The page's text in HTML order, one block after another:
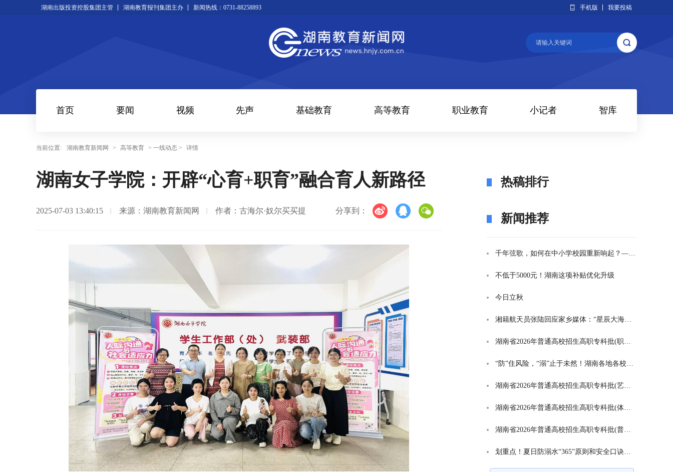
湖南出版投资控股集团主管 湖南教育报刊集团主办 新闻热线：0731-88258893 手机版 我要投稿
首页 要闻 视频 先声 基础教育 高等教育 职业教育 小记者 智库
当前位置: 湖南教育新闻网 > 高等教育 > 一线动态 > 详情
湖南女子学院：开辟“心育+职育”融合育人新路径
2025-07-03 13:40:15 来源：湖南教育新闻网 作者：古海尔·奴尔买买提 分享到：
热稿排行
新闻推荐
千年弦歌，如何在中小学校园重新响起？——湖南首届中小学书院制建设研讨会观察
不低于5000元！湖南这项补贴优化升级
今日立秋
湘籍航天员张陆回应家乡媒体：“星辰大海是一群人的长征”
湖南省2026年普通高校招生高职专科批(职高对口类)第一次投档分数线
“防”住风险，“溺”止于未然！湖南各地各校打响防溺水“保卫战”
湖南省2026年普通高校招生高职专科批(艺术类)第一次投档分数线
湖南省2026年普通高校招生高职专科批(体育类)第一次投档分数线
湖南省2026年普通高校招生高职专科批(普通类)第一次投档分数线
划重点！夏日防溺水“365”原则和安全口诀一起学